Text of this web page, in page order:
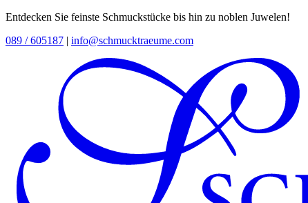
Entdecken Sie feinste Schmuckstücke bis hin zu noblen Juwelen!
089 / 605187 | info@schmucktraeume.com